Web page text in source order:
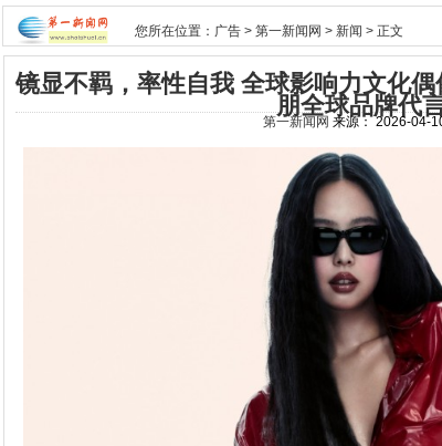
您所在位置： 广告 > 第一新闻网 > 新闻 > 正文
镜显不羁，率性自我 全球影响力文化
朋全球品牌代
第一新闻网 来源：2026-04-